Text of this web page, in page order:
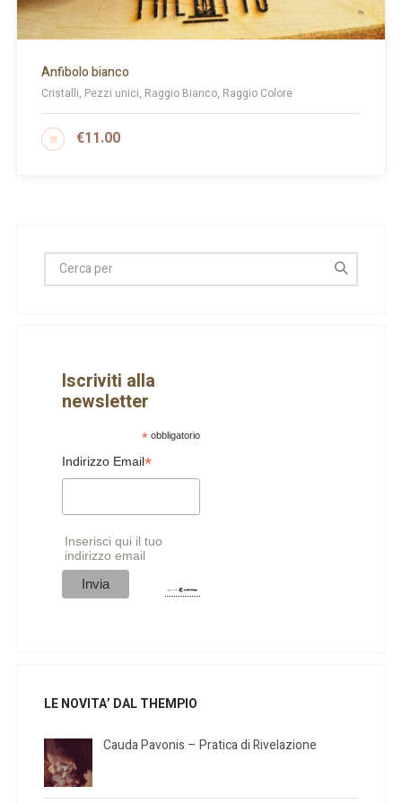
Anfibolo bianco
Cristalli, Pezzi unici, Raggio Bianco, Raggio Colore
€11.00
AGGIUNGI AL CARRELLO
Iscriviti alla
newsletter
*obbligatorio
Indirizzo Email*
Inserisci qui il tuo
indirizzo email
LE NOVITA’ DAL THEMPIO
Cauda Pavonis – Pratica di Rivelazione